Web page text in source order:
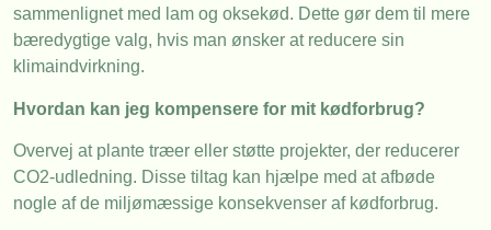
sammenlignet med lam og oksekød. Dette gør dem til mere
bæredygtige valg, hvis man ønsker at reducere sin
klimaindvirkning.
Hvordan kan jeg kompensere for mit kødforbrug?
Overvej at plante træer eller støtte projekter, der reducerer
CO2-udledning. Disse tiltag kan hjælpe med at afbøde
nogle af de miljømæssige konsekvenser af kødforbrug.